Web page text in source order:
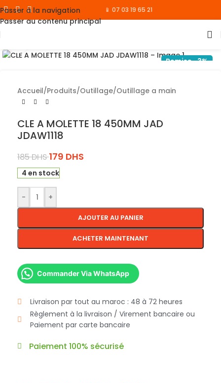
Passer à la navigation
Passer au contenu principal
📱 07 03 19 65 21
Remise -3%
Accueil/Produits/Outillage/Outillage a main
CLE A MOLETTE 18 450MM JAD
JDAW1118
185DHS 179 DHS
4 en stock
- +
AJOUTER AU PANIER
ACHETER MAINTENANT
Commander Via WhatsApp
Livraison par tout au maroc : 48 à 72 heures
Règlement à la livraison / Virement bancaire ou
Paiement par carte bancaire
Paiement 100% sécurisé